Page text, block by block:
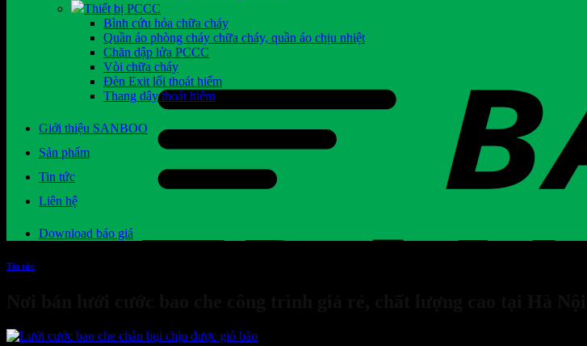
Thiết bị PCCC
Bình cứu hỏa chữa cháy
Quần áo phòng cháy chữa cháy, quần áo chịu nhiệt
Chăn dập lửa PCCC
Vòi chữa cháy
Đèn Exit lối thoát hiểm
Thang dây thoát hiểm
Giới thiệu SANBOO
Sản phẩm
Tin tức
Liên hệ
Download báo giá
Tin tức